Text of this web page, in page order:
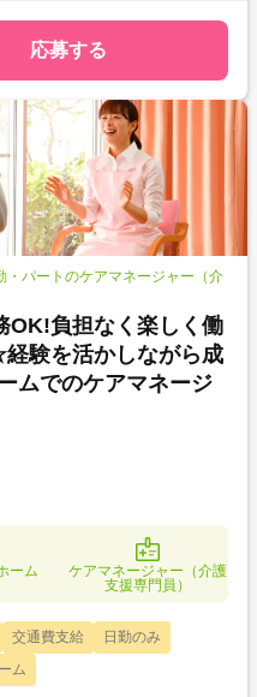
応募する
・パートのケアマネージャー（介
OK!負担なく楽しく働
験を活かしながら成
ムでのケアマネージ
ーム
ケアマネージャー（介護
支援専門員）
交通費支給
日勤のみ
ム